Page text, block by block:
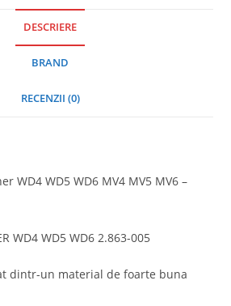
DESCRIERE
BRAND
RECENZII (0)
WD4 WD5 WD6 MV4 MV5 MV6 –
WD4 WD5 WD6 2.863-005
dintr-un material de foarte buna